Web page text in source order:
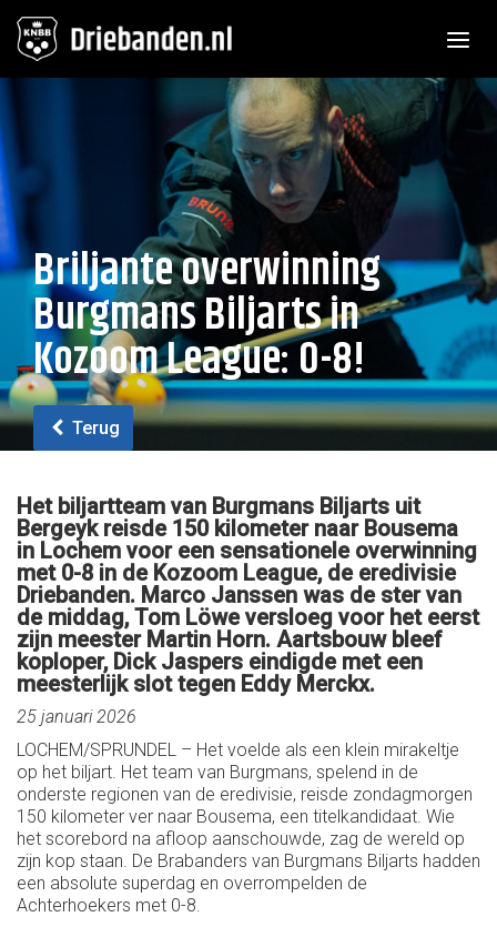
Briljante overwinning
Burgmans Biljarts in
Kozoom League: 0-8!
Terug
Het biljartteam van Burgmans Biljarts uit
Bergeyk reisde 150 kilometer naar Bousema
in Lochem voor een sensationele overwinning
met 0-8 in de Kozoom League, de eredivisie
Driebanden. Marco Janssen was de ster van
de middag, Tom Löwe versloeg voor het eerst
zijn meester Martin Horn. Aartsbouw bleef
koploper, Dick Jaspers eindigde met een
meesterlijk slot tegen Eddy Merckx.
25 januari 2026
LOCHEM/SPRUNDEL – Het voelde als een klein mirakeltje
op het biljart. Het team van Burgmans, spelend in de
onderste regionen van de eredivisie, reisde zondagmorgen
150 kilometer ver naar Bousema, een titelkandidaat. Wie
het scorebord na afloop aanschouwde, zag de wereld op
zijn kop staan. De Brabanders van Burgmans Biljarts hadden
een absolute superdag en overrompelden de
Achterhoekers met 0-8.